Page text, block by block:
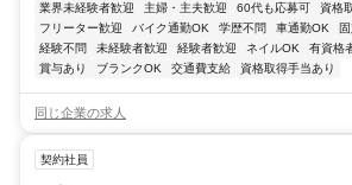
業界未経験者歓迎 主婦・主夫歓迎 60代も応募可
資格
フリーター歓迎
バイク通勤OK 学歴不問 車通勤OK
経験不問
未経験者歓迎 経験者歓迎 ネイルOK 有資格
賞与あり
ブランクOK 交通費支給 資格取得手当あり
同じ企業の求人
契約社員